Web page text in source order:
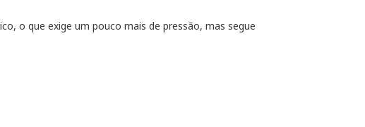
o que exige um pouco mais de pressão, mas segue